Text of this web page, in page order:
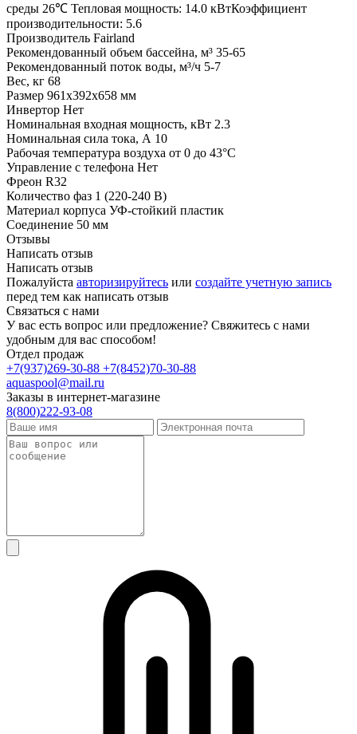
среды 26℃ Тепловая мощность: 14.0 кВтКоэффициент
производительности: 5.6
Производитель Fairland
Рекомендованный объем бассейна, м³ 35-65
Рекомендованный поток воды, м³/ч 5-7
Вес, кг 68
Размер 961x392x658 мм
Инвертор Нет
Номинальная входная мощность, кВт 2.3
Номинальная сила тока, А 10
Рабочая температура воздуха от 0 до 43°C
Управление с телефона Нет
Фреон R32
Количество фаз 1 (220-240 В)
Материал корпуса УФ-стойкий пластик
Соединение 50 мм
Отзывы
Написать отзыв
Написать отзыв
Пожалуйста авторизируйтесь или создайте учетную запись
перед тем как написать отзыв
Связаться с нами
У вас есть вопрос или предложение? Свяжитесь с нами
удобным для вас способом!
Отдел продаж
+7(937)269-30-88 +7(8452)70-30-88
aquaspool@mail.ru
Заказы в интернет-магазине
8(800)222-93-08